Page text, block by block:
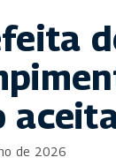
de 2026